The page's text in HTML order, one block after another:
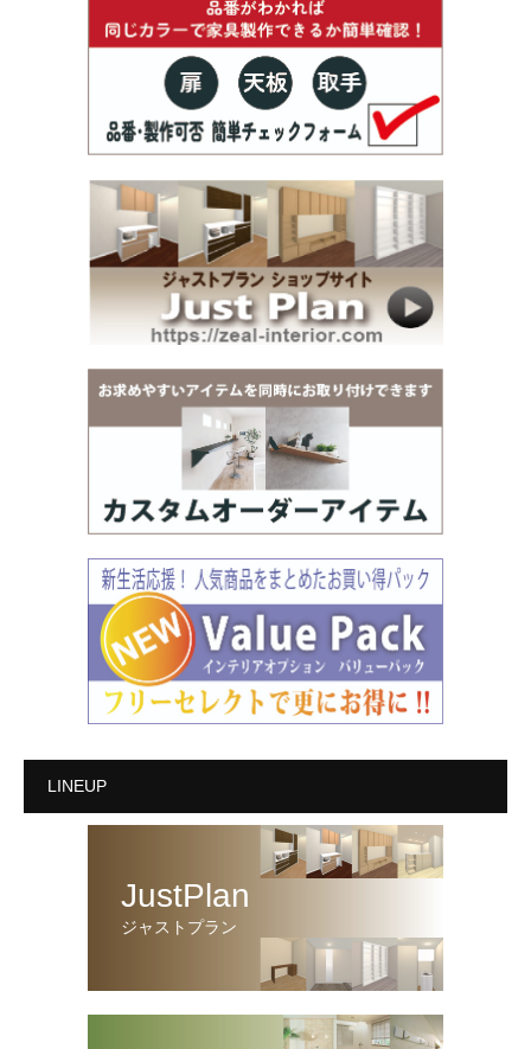
LINEUP
JustPlan
ジャストプラン